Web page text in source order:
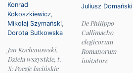
Konrad
Kokoszkiewicz,
Mikołaj Szymański,
Dorota Sutkowska
Jan Kochanowski,
Dzieła wszystkie, t.
X: Poezje łacińskie
Juliusz Domański
De Philippo
Callimacho
elegicorum
Romanorum
imitatore